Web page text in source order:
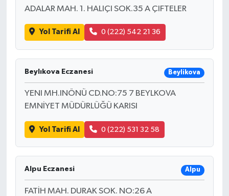
ADALAR MAH. 1. HALIÇI SOK.35 A ÇIFTELER
Yol Tarifi Al 0 (222) 542 21 36
Beylıkova Eczanesi Beylikova
YENI MH.INÖNÜ CD.NO:75 7 BEYLKOVA
EMNİYET MÜDÜRLÜĞÜ KARISI
Yol Tarifi Al 0 (222) 531 32 58
Alpu Eczanesi Alpu
FATİH MAH. DURAK SOK. NO:26 A